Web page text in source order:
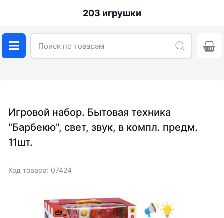
203 игрушки
Игровой набор. Бытовая техника
"Барбекю", свет, звук, в компл. предм.
11шт.
Код товара: 07424